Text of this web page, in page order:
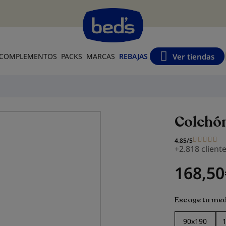
COMPLEMENTOS PACKS MARCAS REBAJAS Ver tiendas
4.85/5
+2.818
168,50
Escoge tu
90x190